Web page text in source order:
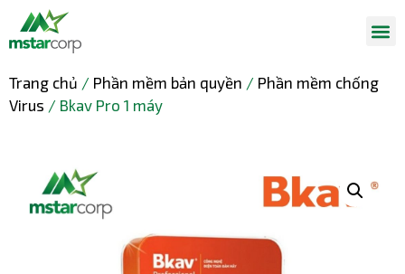
Trang chủ / Phần mềm bản quyền / Phần mềm chống
Virus / Bkav Pro 1 máy